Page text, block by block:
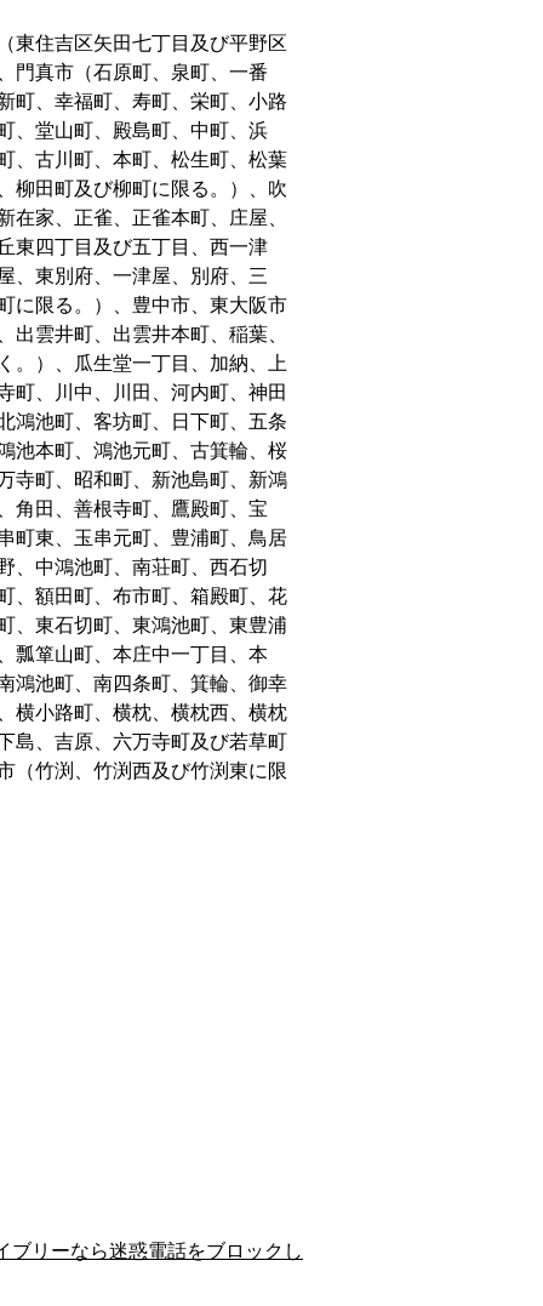
東住吉区矢田七丁目及び平野区
門真市（石原町、泉町、一番
町、幸福町、寿町、栄町、小路
、堂山町、殿島町、中町、浜
、古川町、本町、松生町、松葉
柳田町及び柳町に限る。）、吹
在家、正雀、正雀本町、庄屋、
東四丁目及び五丁目、西一津
、東別府、一津屋、別府、三
に限る。）、豊中市、東大阪市
出雲井町、出雲井本町、稲葉、
。）、瓜生堂一丁目、加納、上
町、川中、川田、河内町、神田
鴻池町、客坊町、日下町、五条
池本町、鴻池元町、古箕輪、桜
寺町、昭和町、新池島町、新鴻
角田、善根寺町、鷹殿町、宝
町東、玉串元町、豊浦町、鳥居
、中鴻池町、南荘町、西石切
、額田町、布市町、箱殿町、花
、東石切町、東鴻池町、東豊浦
瓢箪山町、本庄中一丁目、本
鴻池町、南四条町、箕輪、御幸
横小路町、横枕、横枕西、横枕
島、吉原、六万寺町及び若草町
（竹渕、竹渕西及び竹渕東に限
ブリーなら迷惑電話をブロックし